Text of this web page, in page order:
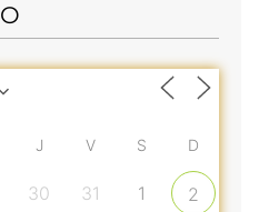
J V S D
30 31 1 2